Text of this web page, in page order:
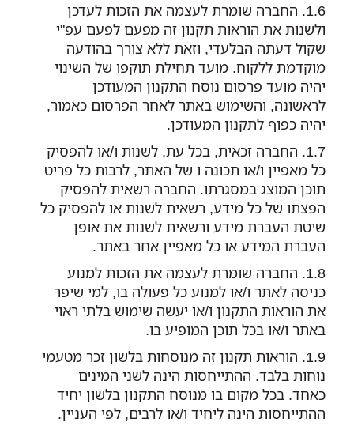
החברה שומרת לעצמה את הזכות לעדכן
ולשנות את הוראות תקנון זה מפעם לפעם עפ"י
שקול דעתה הבלעדי, וזאת ללא צורך בהודעה
מוקדמת ללקוח. מועד תחילת תוקפו של השינוי
יהיה מועד פרסום נוסח התקנון המעודכן
לראשונה, והשימוש באתר לאחר הפרסום כאמור,
יהיה כפוף לתקנון המעודכן.
החברה זכאית, בכל עת, לשנות ו/או להפסיק
כל מאפיין ו/או תכונה ו של האתר, לרבות כל פריט
תוכן המוצג במסגרתו. החברה רשאית להפסיק
הפצתו של כל מידע, רשאית לשנות או להפסיק כל
שיטת העברת מידע ורשאית לשנות את אופן
העברת המידע או כל מאפיין אחר באתר.
החברה שומרת לעצמה את הזכות למנוע
כניסה לאתר ו/או למנוע כל פעולה בו, למי שיפר
את הוראות התקנון ו/או יעשה שימוש בלתי ראוי
באתר ו/או בכל תוכן המופיע בו.
הוראות תקנון זה מנוסחות בלשון זכר מטעמי
נוחות בלבד. ההתייחסות הינה לשני המינים
כאחד. בכל מקום בו מנוסח התקנון בלשון יחיד
ההתייחסות הינה ליחיד ו/או לרבים, לפי העניין.